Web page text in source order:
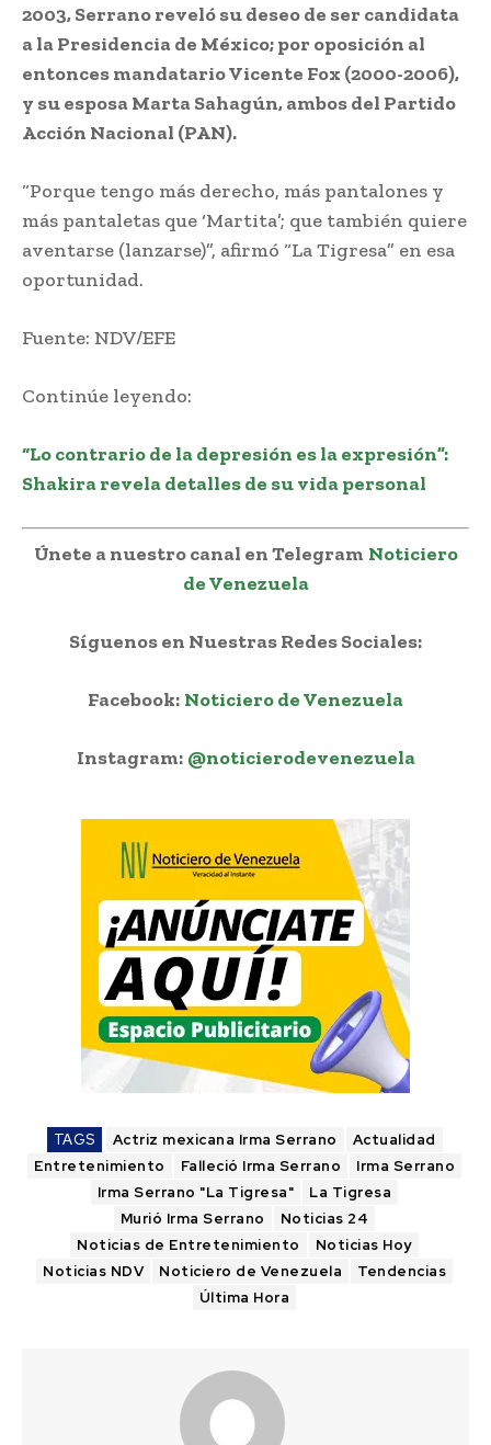
2003, Serrano reveló su deseo de ser candidata
a la Presidencia de México; por oposición al
entonces mandatario Vicente Fox (2000-2006),
y su esposa Marta Sahagún, ambos del Partido
Acción Nacional (PAN).
“Porque tengo más derecho, más pantalones y
más pantaletas que ‘Martita’; que también quiere
aventarse (lanzarse)”, afirmó “La Tigresa” en esa
oportunidad.
Fuente: NDV/EFE
Continúe leyendo:
“Lo contrario de la depresión es la expresión”:
Shakira revela detalles de su vida personal
Únete a nuestro canal en Telegram Noticiero
de Venezuela
Síguenos en Nuestras Redes Sociales:
Facebook: Noticiero de Venezuela
Instagram: @noticierodevenezuela
TAGS Actriz mexicana Irma Serrano
Actualidad
Entretenimiento
Falleció Irma Serrano
Irma Serrano
Irma Serrano "La Tigresa"
La Tigresa
Murió Irma Serrano
Noticias 24
Noticias de Entretenimiento
Noticias Hoy
Noticias NDV
Noticiero de Venezuela
Tendencias
Última Hora